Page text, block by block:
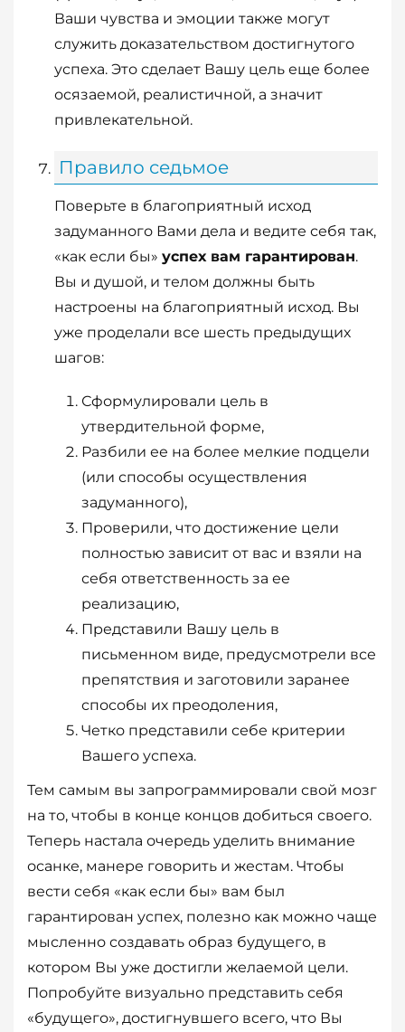
Ваши чувства и эмоции также могут
служить доказательством достигнутого
успеха. Это сделает Вашу цель еще более
осязаемой, реалистичной, а значит
привлекательной.
Правило седьмое
Поверьте в благоприятный исход
задуманного Вами дела и ведите себя так,
«как если бы» успех вам гарантирован.
Вы и душой, и телом должны быть
настроены на благоприятный исход. Вы
уже проделали все шесть предыдущих
шагов:
Сформулировали цель в
утвердительной форме,
Разбили ее на более мелкие подцели
(или способы осуществления
задуманного),
Проверили, что достижение цели
полностью зависит от вас и взяли на
себя ответственность за ее
реализацию,
Представили Вашу цель в
письменном виде, предусмотрели все
препятствия и заготовили заранее
способы их преодоления,
Четко представили себе критерии
Вашего успеха.
Тем самым вы запрограммировали свой мозг
на то, чтобы в конце концов добиться своего.
Теперь настала очередь уделить внимание
осанке, манере говорить и жестам. Чтобы
вести себя «как если бы» вам был
гарантирован успех, полезно как можно чаще
мысленно создавать образ будущего, в
котором Вы уже достигли желаемой цели.
Попробуйте визуально представить себя
«будущего», достигнувшего всего, что Вы